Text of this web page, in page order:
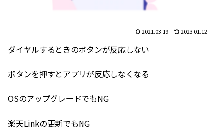
2021.03.19 2023.01.12
ダイヤルするときのボタンが反応しない
ボタンを押すとアプリが反応しなくなる
OSのアップグレードでもNG
楽天Linkの更新でもNG